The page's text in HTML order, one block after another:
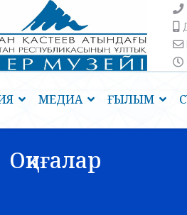
МЕДИА ҒЫЛЫМ
Оқиғалар